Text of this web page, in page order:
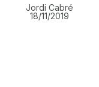
Jordi Cabré
18/11/2019